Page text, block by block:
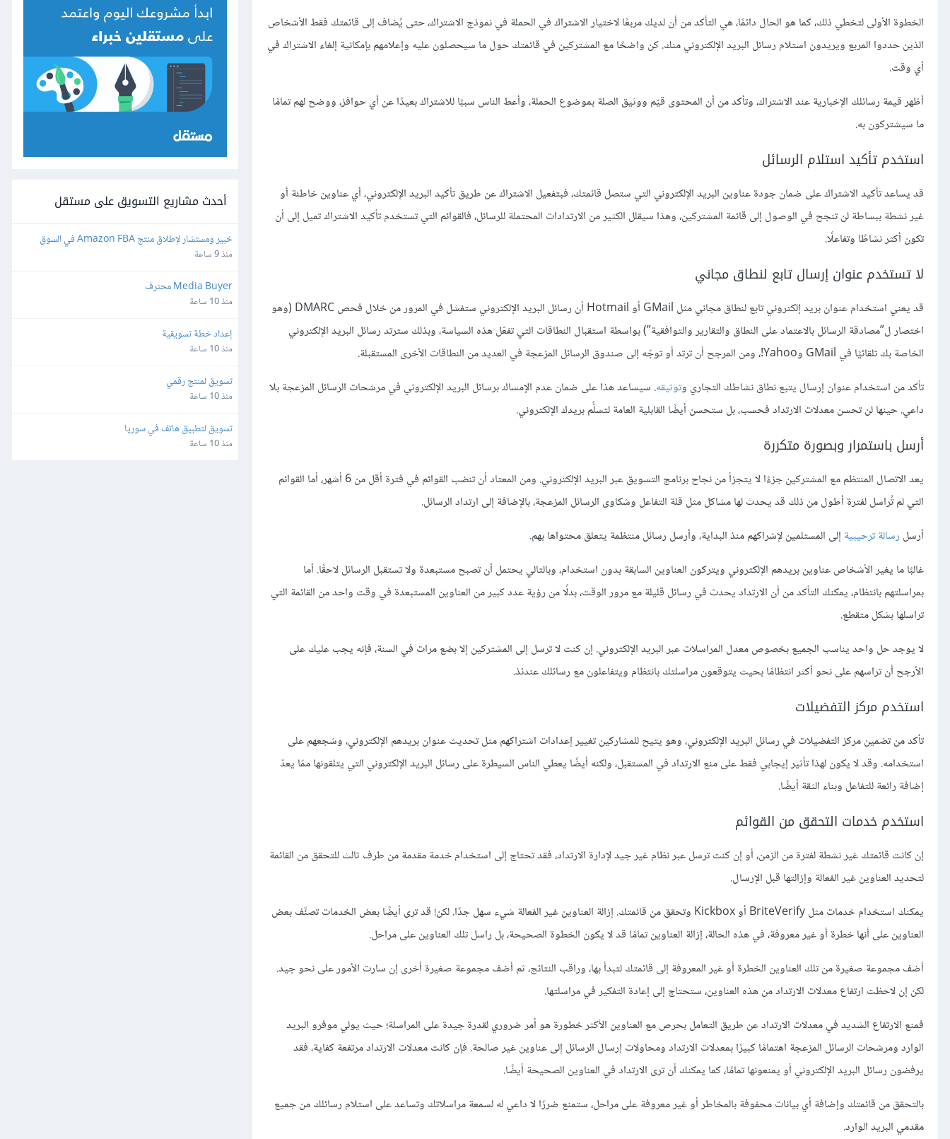
الخطوة الأولى لتخطي ذلك، كما هو الحال دائمًا، هي التأكد من أن لديك مربعًا لاختيار الاشتراك في الحملة في نموذج الاشتراك، حتى يُضاف إلى قائمتك فقط الأشخاص
الذين حددوا المربع ويريدون استلام رسائل البريد الإلكتروني منك. كن واضحًا مع المشتركين في قائمتك حول ما سيحصلون عليه وإعلامهم بإمكانية إلغاء الاشتراك في
أي وقت.
أظهر قيمة رسائلك الإخبارية عند الاشتراك، وتأكد من أن المحتوى قيّم ووثيق الصلة بموضوع الحملة، وأعط الناس سببًا للاشتراك بعيدًا عن أي حوافز، ووضح لهم تمامًا
ما سيشتركون به.
استخدم تأكيد استلام الرسائل
قد يساعد تأكيد الاشتراك على ضمان جودة عناوين البريد الإلكتروني التي ستصل قائمتك، فبتفعيل الاشتراك عن طريق تأكيد البريد الإلكتروني، أي عناوين خاطئة أو
غير نشطة ببساطة لن تنجح في الوصول إلى قائمة المشتركين، وهذا سيقلل الكثير من الارتدادات المحتملة للرسائل، فالقوائم التي تستخدم تأكيد الاشتراك تميل إلى أن
تكون أكثر نشاطًا وتفاعلًا.
لا تستخدم عنوان إرسال تابع لنطاق مجاني
قد يعني استخدام عنوان بريد إلكتروني تابع لنطاق مجاني مثل GMail أو Hotmail أن رسائل البريد الإلكتروني ستفشل في المرور من خلال فحص DMARC (وهو
اختصار ل”مصادقة الرسائل بالاعتماد على النطاق والتقارير والتوافقية”) بواسطة استقبال النطاقات التي تفعّل هذه السياسة، وبذلك سترتد رسائل البريد الإلكتروني
الخاصة بك تلقائيًا في GMail وYahoo!، ومن المرجح أن ترتد أو توجّه إلى صندوق الرسائل المزعجة في العديد من النطاقات الأخرى المستقبلة.
تأكد من استخدام عنوان إرسال يتبع نطاق نشاطك التجاري وتوثيقه. سيساعد هذا على ضمان عدم الإمساك برسائل البريد الإلكتروني في مرشحات الرسائل المزعجة بلا
داعي. حينها لن تحسن معدلات الارتداد فحسب، بل ستحسن أيضًا القابلية العامة لتسلُّم بريدك الإلكتروني.
أرسل باستمرار وبصورة متكررة
يعد الاتصال المنتظم مع المشتركين جزءًا لا يتجزأ من نجاح برنامج التسويق عبر البريد الإلكتروني. ومن المعتاد أن تنضب القوائم في فترة أقل من 6 أشهر، أما القوائم
التي لم تُراسل لفترة أطول من ذلك قد يحدث لها مشاكل مثل قلة التفاعل وشكاوى الرسائل المزعجة، بالإضافة إلى ارتداد الرسائل.
أرسل رسالة ترحيبية إلى المستلمين لإشراكهم منذ البداية، وأرسل رسائل منتظمة يتعلق محتواها بهم.
غالبًا ما يغير الأشخاص عناوين بريدهم الإلكتروني ويتركون العناوين السابقة بدون استخدام، وبالتالي يحتمل أن تصبح مستبعدة ولا تستقبل الرسائل لاحقًا. أما
بمراسلتهم بانتظام، يمكنك التأكد من أن الارتداد يحدث في رسائل قليلة مع مرور الوقت، بدلًا من رؤية عدد كبير من العناوين المستبعدة في وقت واحد من القائمة التي
تراسلها بشكل متقطع.
لا يوجد حل واحد يناسب الجميع بخصوص معدل المراسلات عبر البريد الإلكتروني. إن كنت لا ترسل إلى المشتركين إلا بضع مرات في السنة، فإنه يجب عليك على
الأرجح أن تراسهم على نحو أكثر انتظامًا بحيث يتوقعون مراسلتك بانتظام ويتفاعلون مع رسائلك عندئذ.
استخدم مركز التفضيلات
تأكد من تضمين مركز التفضيلات في رسائل البريد الإلكتروني، وهو يتيح للمشاركين تغيير إعدادات اشتراكهم مثل تحديث عنوان بريدهم الإلكتروني، وشجعهم على
استخدامه. وقد لا يكون لهذا تأثير إيجابي فقط على منع الارتداد في المستقبل، ولكنه أيضًا يعطي الناس السيطرة على رسائل البريد الإلكتروني التي يتلقونها ممّا يعدّ
إضافة رائعة للتفاعل وبناء الثقة أيضًا.
استخدم خدمات التحقق من القوائم
إن كانت قائمتك غير نشطة لفترة من الزمن، أو إن كنت ترسل عبر نظام غير جيد لإدارة الارتداد، فقد تحتاج إلى استخدام خدمة مقدمة من طرف ثالث للتحقق من القائمة
لتحديد العناوين غير الفعالة وإزالتها قبل الإرسال.
يمكنك استخدام خدمات مثل BriteVerify أو Kickbox وتحقق من قائمتك. إزالة العناوين غير الفعالة شيء سهل جدًا. لكن! قد ترى أيضًا بعض الخدمات تصنِّف بعض
العناوين على أنها خطرة أو غير معروفة، في هذه الحالة، إزالة العناوين تمامًا قد لا يكون الخطوة الصحيحة، بل راسل تلك العناوين على مراحل.
أضف مجموعة صغيرة من تلك العناوين الخطرة أو غير المعروفة إلى قائمتك لتبدأ بها، وراقب النتائج، ثم أضف مجموعة صغيرة أخرى إن سارت الأمور على نحو جيد.
لكن إن لاحظت ارتفاع معدلات الارتداد من هذه العناوين، ستحتاج إلى إعادة التفكير في مراسلتها.
فمنع الارتفاع الشديد في معدلات الارتداد عن طريق التعامل بحرص مع العناوين الأكثر خطورة هو أمر ضروري لقدرة جيدة على المراسلة؛ حيث يولي موفرو البريد
الوارد ومرشحات الرسائل المزعجة اهتمامًا كبيرًا بمعدلات الارتداد ومحاولات إرسال الرسائل إلى عناوين غير صالحة. فإن كانت معدلات الارتداد مرتفعة كفاية، فقد
يرفضون رسائل البريد الإلكتروني أو يمنعونها تمامًا، كما يمكنك أن ترى الارتداد في العناوين الصحيحة أيضًا.
بالتحقق من قائمتك وإضافة أي بيانات محفوفة بالمخاطر أو غير معروفة على مراحل، ستمنع ضررًا لا داعي له لسمعة مراسلاتك وتساعد على استلام رسائلك من جميع
مقدمي البريد الوارد.
أحدث مشاريع التسويق على مستقل
الأمريكي (مع التدريب ونقل الخبرة)
منذ 9 ساعة
Media Buyer محترف
منذ 10 ساعة
إعداد خطة تسويقية
منذ 10 ساعة
تسويق لمنتج رقمي
منذ 10 ساعة
تسويق لتطبيق هاتف في سوريا
منذ 10 ساعة